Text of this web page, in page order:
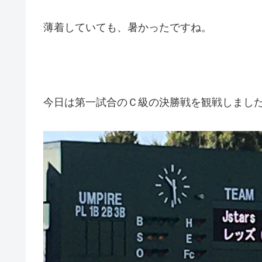
薄着していても、暑かったですね。
今日は第一試合のＣ級の決勝戦を観戦しまし